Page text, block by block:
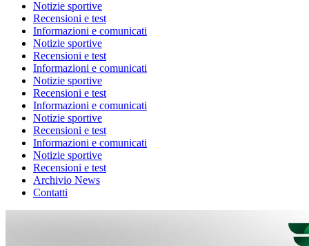
Notizie sportive
Recensioni e test
Informazioni e comunicati
Notizie sportive
Recensioni e test
Informazioni e comunicati
Notizie sportive
Recensioni e test
Informazioni e comunicati
Notizie sportive
Recensioni e test
Informazioni e comunicati
Notizie sportive
Recensioni e test
Archivio News
Contatti